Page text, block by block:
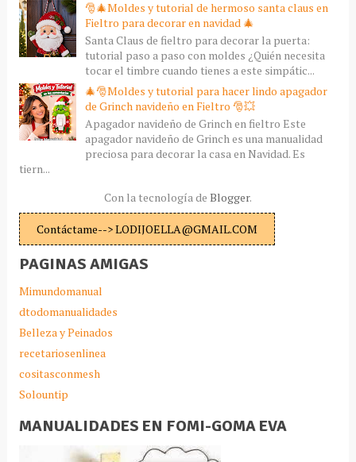
🎅🎄Moldes y tutorial de hermoso santa claus en
Fieltro para decorar en navidad 🎄
Santa Claus de fieltro para decorar la puerta:
tutorial paso a paso con moldes ¿Quién necesita
tocar el timbre cuando tienes a este simpátic...
🎄🎅Moldes y tutorial para hacer lindo apagador
de Grinch navideño en Fieltro 🎅💥
Apagador navideño de Grinch en fieltro Este
apagador navideño de Grinch es una manualidad
preciosa para decorar la casa en Navidad. Es
tiern...
Con la tecnología de Blogger.
Contáctame--> LODIJOELLA@GMAIL.COM
PAGINAS AMIGAS
Mimundomanual
dtodomanualidades
Belleza y Peinados
recetariosenlinea
cositasconmesh
Solountip
MANUALIDADES EN FOMI-GOMA EVA